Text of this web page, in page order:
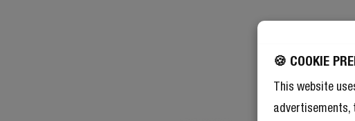
🍪 COOKIE
This website
advertisements,